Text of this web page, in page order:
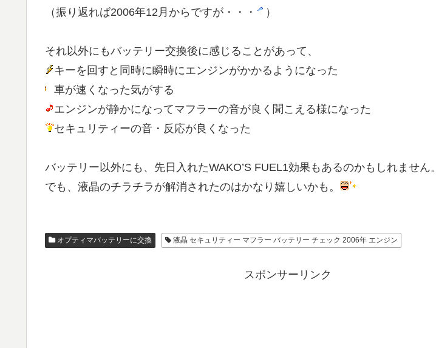
（振り返れば2006年12月からですが・・・
）
それ以外にもバッテリー交換後に感じることがあって、
キーを回すと同時に瞬時にエンジンがかかるようになった
車が速くなった気がする
エンジンが静かになってマフラーの音が良く聞こえる様になった
セキュリティーの音・反応が良くなった
バッテリー以外にも、先日入れたWAKO’S FUEL1効果もあるのかもしれません。
でも、液晶のチラチラが解消されたのはかなり嬉しいかも。
オプティマバッテリーに交換 液晶 セキュリティー マフラー バッテリー チェック 2006年 エンジン
スポンサーリンク